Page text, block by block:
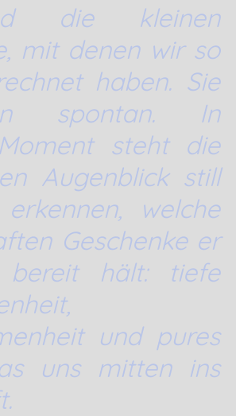
die kleinen
mit denen wir so
haben. Sie
spontan. In
steht die
Augenblick still
welche
Geschenke er
hält: tiefe
und pures
uns mitten ins